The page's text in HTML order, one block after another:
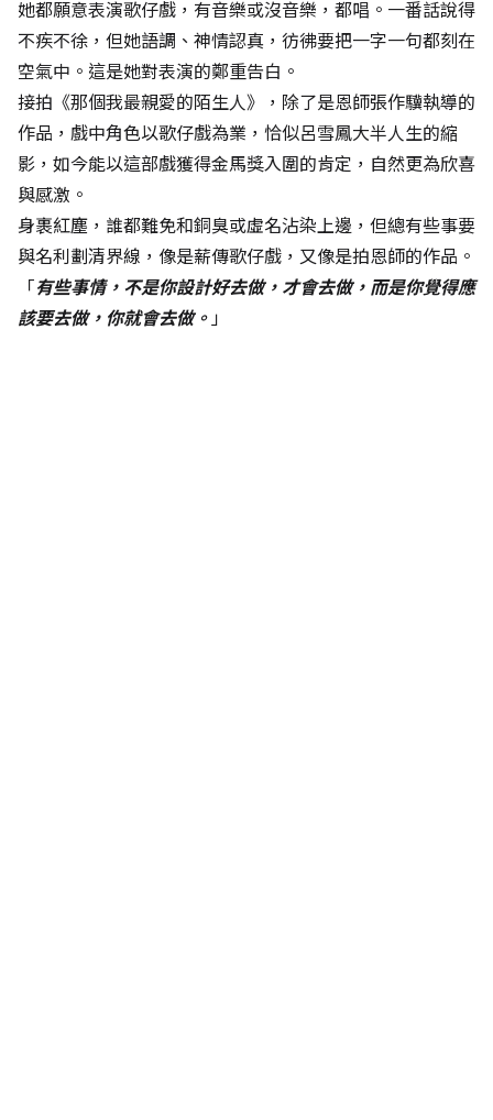
她都願意表演歌仔戲，有音樂或沒音樂，都唱。一番話說得
不疾不徐，但她語調、神情認真，彷彿要把一字一句都刻在
空氣中。這是她對表演的鄭重告白。
接拍《那個我最親愛的陌生人》，除了是恩師張作驥執導的
作品，戲中角色以歌仔戲為業，恰似呂雪鳳大半人生的縮
影，如今能以這部戲獲得金馬獎入圍的肯定，自然更為欣喜
與感激。
身裹紅塵，誰都難免和銅臭或虛名沾染上邊，但總有些事要
與名利劃清界線，像是薪傳歌仔戲，又像是拍恩師的作品。
「有些事情，不是你設計好去做，才會去做，而是你覺得應
該要去做，你就會去做。」